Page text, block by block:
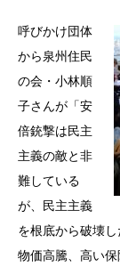
呼びかけ団体
から泉州住民
の会・小林順
子さんが「安
倍銃撃は民主
主義の敵と非
難している
が、民主主義
を根底から破壊
物価高騰、高い